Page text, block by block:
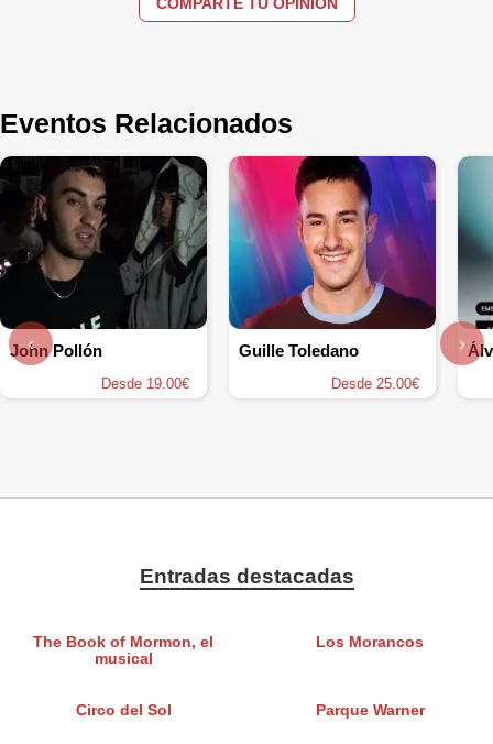
Eventos Relacionados
John Pollón
Desde 19.00€
Guille Toledano
Desde 25.00€
‹ ›
Entradas destacadas
The Book of Mormon, el
musical
Los Morancos
Circo del Sol Parque Warner